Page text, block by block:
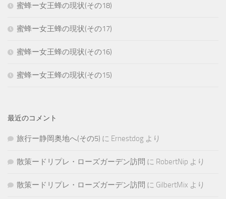
蜜蜂ー女王蜂の現状(その18)
蜜蜂ー女王蜂の現状(その17)
蜜蜂ー女王蜂の現状(その16)
蜜蜂ー女王蜂の現状(その15)
最近のコメント
旅行ー静岡奥地へ(その5) に Ernestdog より
散策ードリプレ・ローズガーデン訪問 に RobertNip より
散策ードリプレ・ローズガーデン訪問 に GilbertMix より